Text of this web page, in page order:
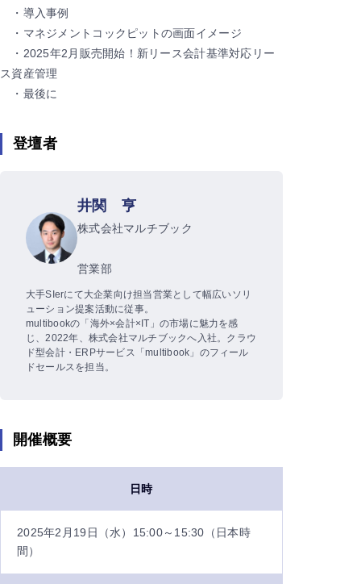
・導⼊事例
・マネジメントコックピットの画⾯イメージ
・2025年2月販売開始！新リース会計基準対応リー
ス資産管理
・最後に
登壇者
井関 亨
株式会社マルチブック
営業部
大手SIerにて大企業向け担当営業として幅広いソリ
ューション提案活動に従事。
multibookの「海外×会計×IT」の市場に魅力を感
じ、2022年、株式会社マルチブックへ入社。クラウ
ド型会計・ERPサービス「multibook」のフィール
ドセールスを担当。
開催概要
日時
2025年2月19日（水）15:00～15:30（日本時
間）